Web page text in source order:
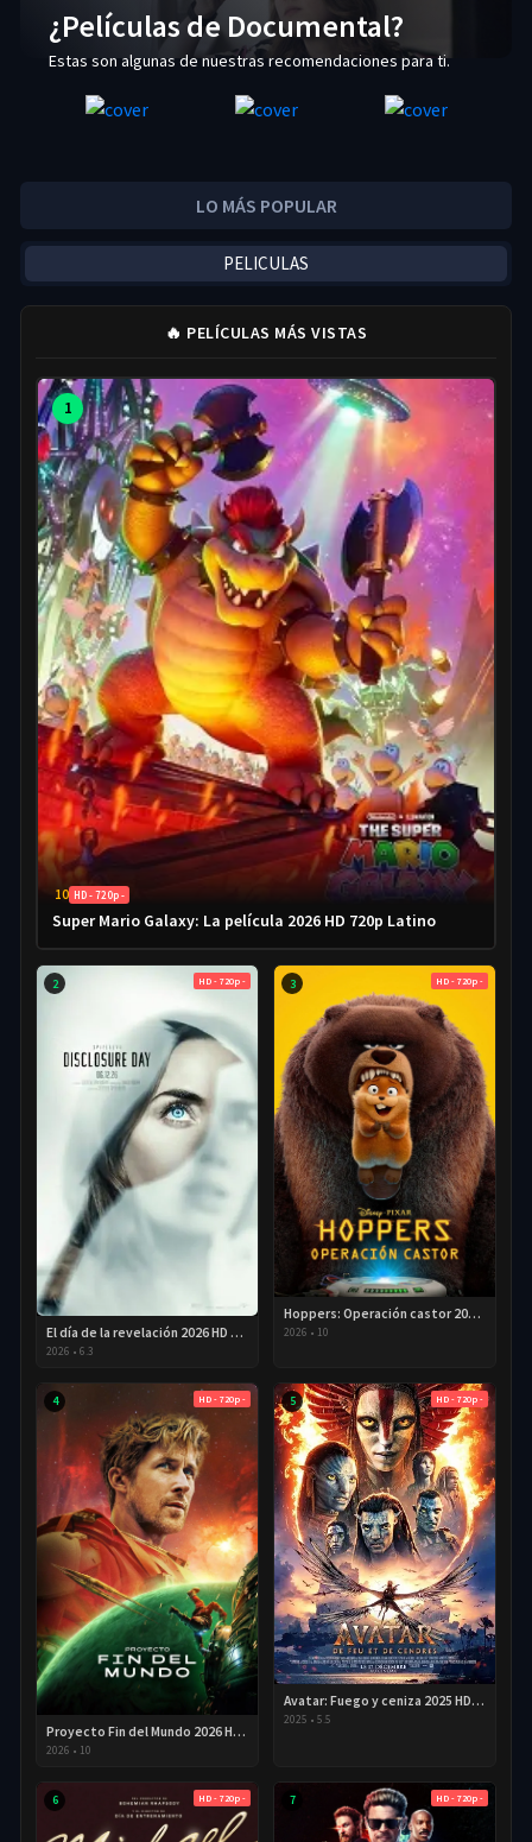
¿Películas de Documental?
Estas son algunas de nuestras recomendaciones para ti.
LO MÁS POPULAR
PELICULAS
🔥 PELÍCULAS MÁS VISTAS
1
10 HD - 720p -
Super Mario Galaxy: La película 2026 HD 720p Latino
2 HD - 720p -
El día de la revelación 2026 HD 720P Latino
2026 • 6.3
3 HD - 720p -
Hoppers: Operación castor 2026 HD 720p Latino
2026 • 10
4 HD - 720p -
Proyecto Fin del Mundo 2026 HD 720p Latino
2026 • 10
5 HD - 720p -
Avatar: Fuego y ceniza 2025 HD 720p Latino
2025 • 5.5
6 HD - 720p - 7 HD - 720p -